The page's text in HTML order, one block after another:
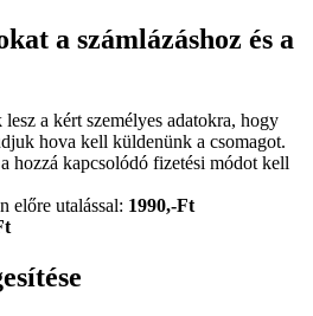
a számlázáshoz és a
a kért személyes adatokra, hogy
hova kell küldenünk a csomagot.
hozzá kapcsolódó fizetési módot kell
előre utalással: 1990,-Ft